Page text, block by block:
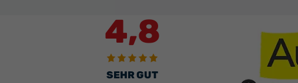
4,8
SEHR GUT